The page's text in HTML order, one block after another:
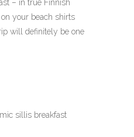
– in true Finnish
your beach shirts
will definitely be one
sillis breakfast